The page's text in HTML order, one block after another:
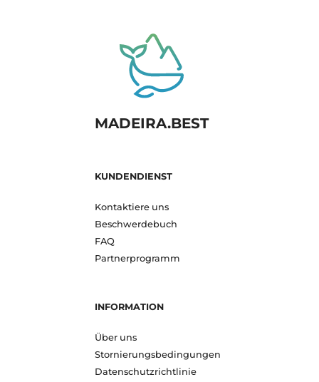
MADEIRA.BEST
KUNDENDIENST
Kontaktiere uns
Beschwerdebuch
FAQ
Partnerprogramm
INFORMATION
Über uns
Stornierungsbedingungen
Datenschutzrichtlinie